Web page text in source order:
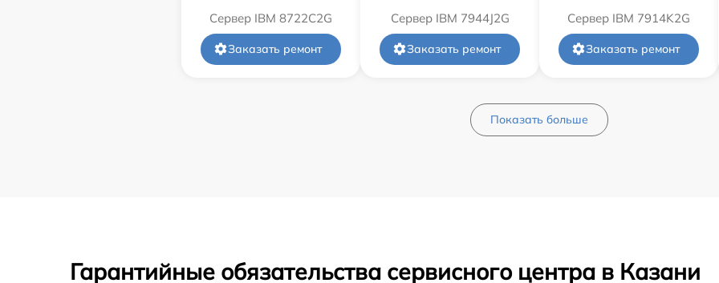
Сервер IBM 8722C2G
Заказать ремонт
Сервер IBM 7944J2G
Заказать ремонт
Сервер IBM 7914K2G
Заказать ремонт
Показать больше
Гарантийные обязательства сервисного центра в Казани